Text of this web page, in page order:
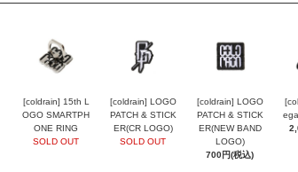
[coldrain] 15th L
OGO SMARTPH
ONE RING
SOLD OUT
[coldrain] LOGO
PATCH & STICK
ER(CR LOGO)
SOLD OUT
[coldrain] LOGO
PATCH & STICK
ER(NEW BAND
LOGO)
700円(税込)